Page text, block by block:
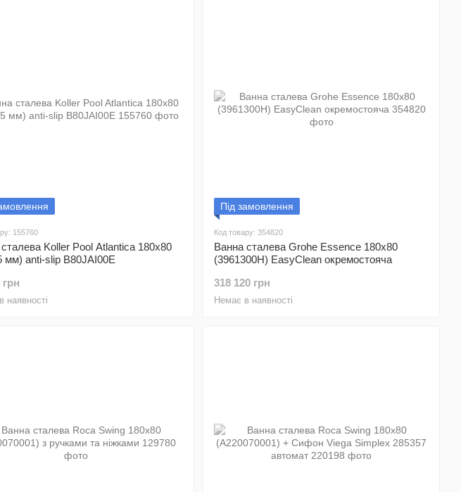
155760
Koller Pool Atlantica 180x80
мм) anti-slip B80JAI00E
грн
наявності
Під замовлення
Код товару: 354820
Ванна сталева Grohe Essence 180x80
(3961300H) EasyClean окремостояча
318 120 грн
Немає в наявності